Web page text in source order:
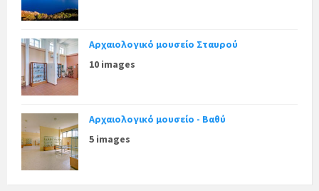
Αρχαιολογικό μουσείο Σταυρού
10 images
Αρχαιολογικό μουσείο - Βαθύ
5 images